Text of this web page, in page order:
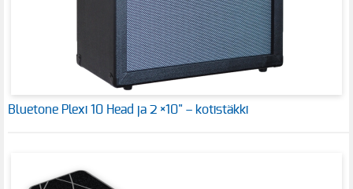
Bluetone Plexi 10 Head ja 2 ×10" – kotistäkki